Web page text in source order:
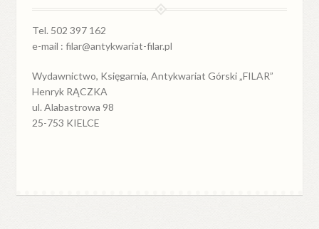
Tel. 502 397 162
e-mail : filar@antykwariat-filar.pl
Wydawnictwo, Księgarnia, Antykwariat Górski „FILAR”
Henryk RĄCZKA
ul. Alabastrowa 98
25-753 KIELCE